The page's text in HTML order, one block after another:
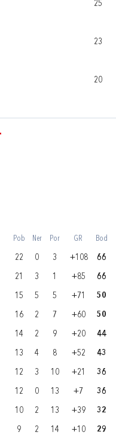
25
23
20
Pob Ner Por GR Bod
22 0 3 +108 66
21 3 1 +85 66
15 5 5 +71 50
16 2 7 +60 50
14 2 9 +20 44
13 4 8 +52 43
12 3 10 +21 36
12 0 13 +7 36
10 2 13 +39 32
9 2 14 +10 29